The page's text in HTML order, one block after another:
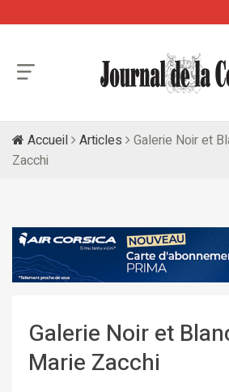
Accueil Articles
Galerie Noir et
Zacchi
Galerie Noir et
Marie Zacchi